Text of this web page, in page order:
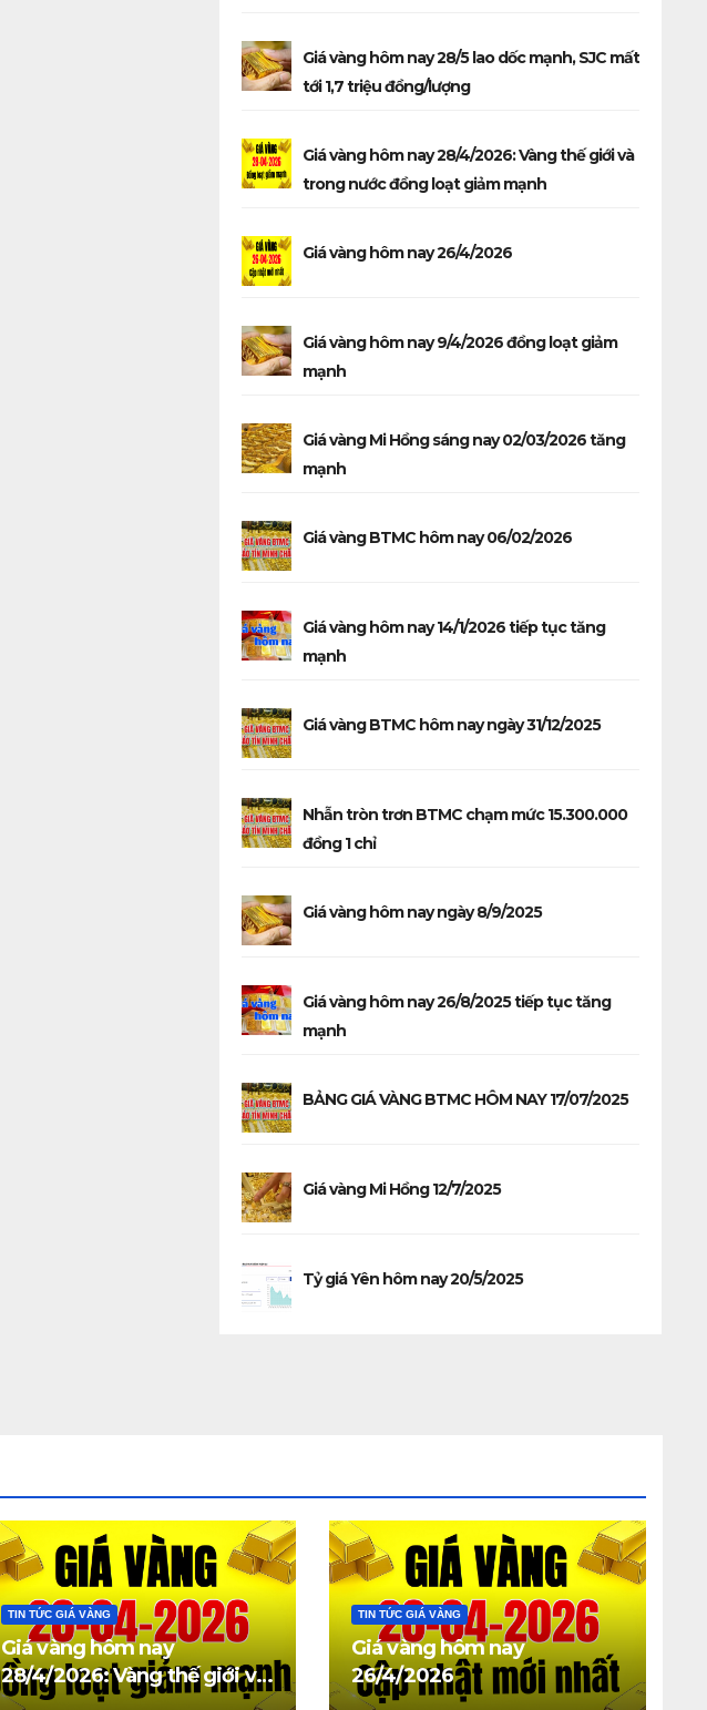
Giá vàng hôm nay 28/5 lao dốc mạnh, SJC mất
tới 1,7 triệu đồng/lượng
Giá vàng hôm nay 28/4/2026: Vàng thế giới và
trong nước đồng loạt giảm mạnh
Giá vàng hôm nay 26/4/2026
Giá vàng hôm nay 9/4/2026 đồng loạt giảm
mạnh
Giá vàng Mi Hồng sáng nay 02/03/2026 tăng
mạnh
Giá vàng BTMC hôm nay 06/02/2026
Giá vàng hôm nay 14/1/2026 tiếp tục tăng
mạnh
Giá vàng BTMC hôm nay ngày 31/12/2025
Nhẫn tròn trơn BTMC chạm mức 15.300.000
đồng 1 chỉ
Giá vàng hôm nay ngày 8/9/2025
Giá vàng hôm nay 26/8/2025 tiếp tục tăng
mạnh
BẢNG GIÁ VÀNG BTMC HÔM NAY 17/07/2025
Giá vàng Mi Hồng 12/7/2025
Tỷ giá Yên hôm nay 20/5/2025
TIN TỨC GIÁ VÀNG
Giá vàng hôm nay
28/4/2026: Vàng thế giới và
trong nước đồng loạt giảm
TIN TỨC GIÁ VÀNG
Giá vàng hôm nay
26/4/2026